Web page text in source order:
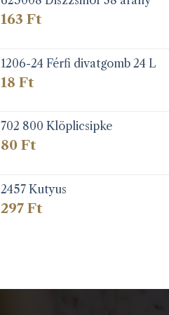
163 Ft
1206-24 Férfi divatgomb 24 L
18 Ft
702 800 Klöplicsipke
80 Ft
2457 Kutyus
297 Ft